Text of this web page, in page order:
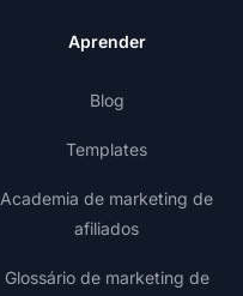
Aprender
Blog
Templates
Academia de marketing de
afiliados
Glossário de marketing de